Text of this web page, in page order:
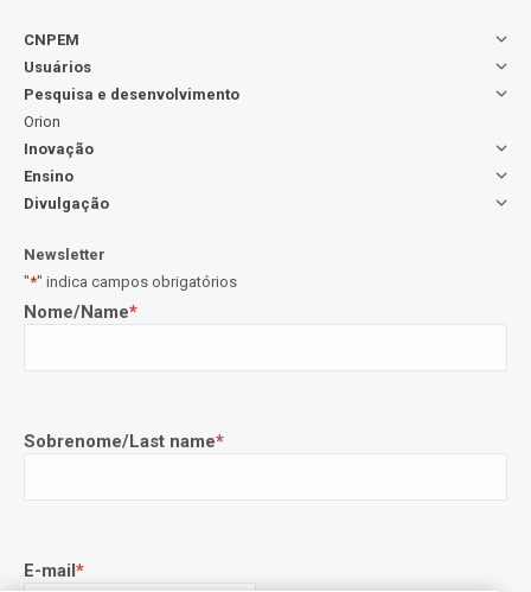
CNPEM
Usuários
Pesquisa e desenvolvimento
Orion
Inovação
Ensino
Divulgação
Newsletter
"*" indica campos obrigatórios
Nome/Name*
Sobrenome/Last name*
E-mail*